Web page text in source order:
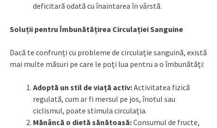
deficitară odată cu înaintarea în vârstă.
Soluții pentru Îmbunătățirea Circulației Sanguine
Dacă te confrunți cu probleme de circulație sanguină, există
mai multe măsuri pe care le poți lua pentru a o îmbunătăți:
Adoptă un stil de viață activ:Activitatea fizică
regulată, cum ar fi mersul pe jos, înotul sau
ciclismul, poate stimula circulația.
Mănâncă o dietă sănătoasă:Consumul de fructe,